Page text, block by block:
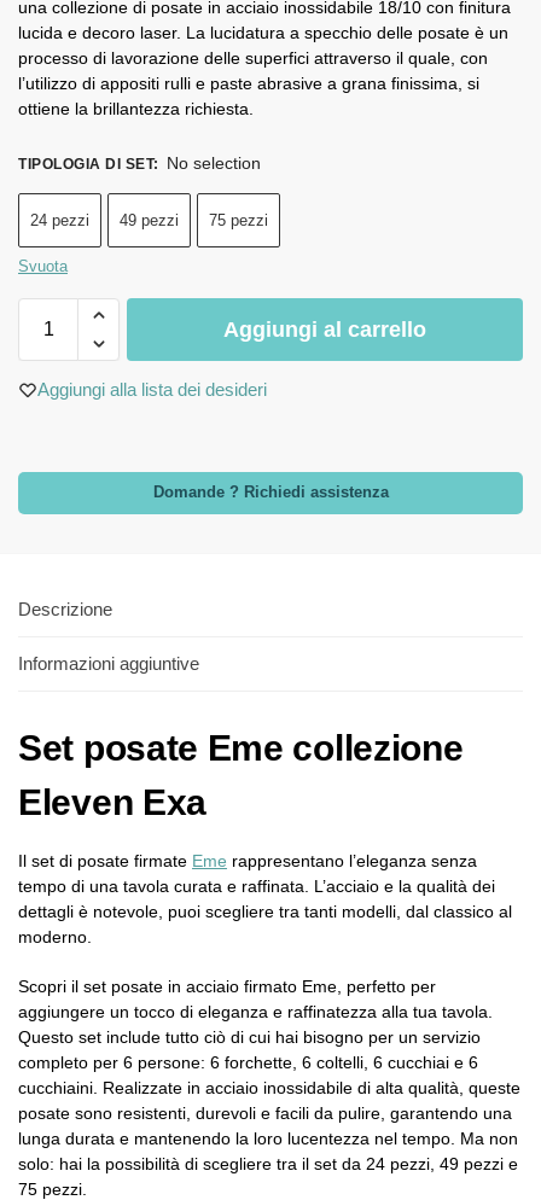
una collezione di posate in acciaio inossidabile 18/10 con finitura
lucida e decoro laser. La lucidatura a specchio delle posate è un
processo di lavorazione delle superfici attraverso il quale, con
l’utilizzo di appositi rulli e paste abrasive a grana finissima, si
ottiene la brillantezza richiesta.
TIPOLOGIA DI SET: No selection
24 pezzi 49 pezzi 75 pezzi
Svuota
Aggiungi al carrello
Aggiungi alla lista dei desideri
Domande ? Richiedi assistenza
Descrizione
Informazioni aggiuntive
Set posate Eme collezione
Eleven Exa
Il set di posate firmate Eme rappresentano l’eleganza senza
tempo di una tavola curata e raffinata. L’acciaio e la qualità dei
dettagli è notevole, puoi scegliere tra tanti modelli, dal classico al
moderno.
Scopri il set posate in acciaio firmato Eme, perfetto per
aggiungere un tocco di eleganza e raffinatezza alla tua tavola.
Questo set include tutto ciò di cui hai bisogno per un servizio
completo per 6 persone: 6 forchette, 6 coltelli, 6 cucchiai e 6
cucchiaini. Realizzate in acciaio inossidabile di alta qualità, queste
posate sono resistenti, durevoli e facili da pulire, garantendo una
lunga durata e mantenendo la loro lucentezza nel tempo. Ma non
solo: hai la possibilità di scegliere tra il set da 24 pezzi, 49 pezzi e
75 pezzi.